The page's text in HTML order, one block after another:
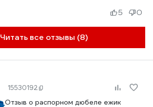
Читать все отзывы (8)
5 0
15530192
Отзыв о распорном дюбеле ежик